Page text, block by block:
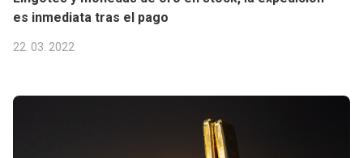
es inmediata tras el pago
22. 03. 2022